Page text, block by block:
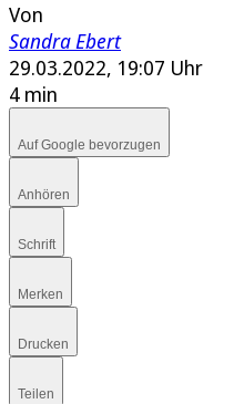
Von
Sandra Ebert
29.03.2022, 19:07 Uhr
4 min
Auf Google bevorzugen
Anhören
Schrift
Merken
Drucken
Teilen